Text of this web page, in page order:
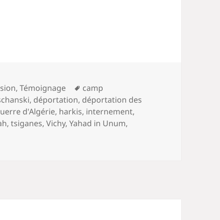
,Témoignage
Mots-
clés
camp
, déportation, déportation des
d'Algérie, harkis, internement,
,tsiganes,Vichy,Yahad in Unum,